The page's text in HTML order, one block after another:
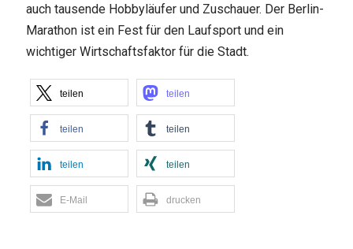
auch tausende Hobbyläufer und Zuschauer. Der Berlin-
Marathon ist ein Fest für den Laufsport und ein
wichtiger Wirtschaftsfaktor für die Stadt.
teilen teilen
teilen teilen
teilen teilen
E-Mail drucken